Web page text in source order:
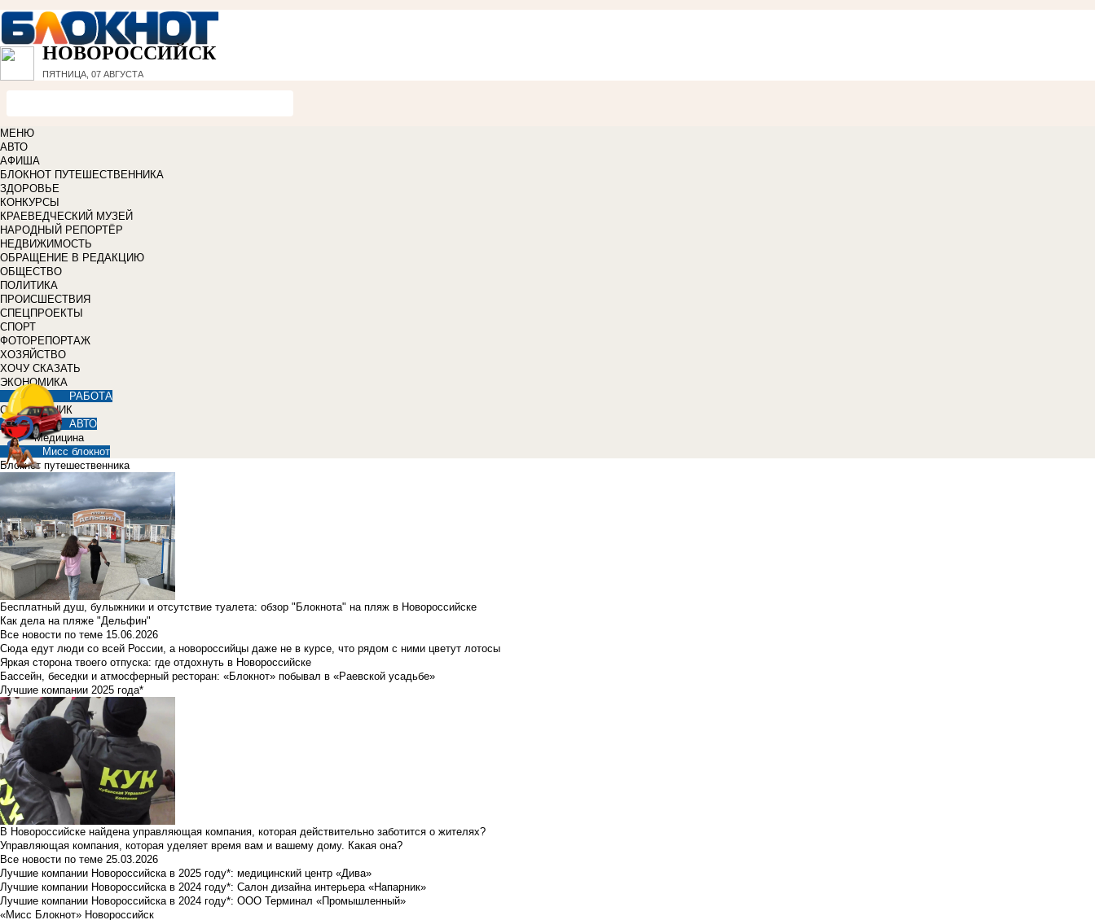
НОВОРОССИЙСК
ПЯТНИЦА, 07 АВГУСТА
МЕНЮ
АВТО
АФИША
БЛОКНОТ ПУТЕШЕСТВЕННИКА
ЗДОРОВЬЕ
КОНКУРСЫ
КРАЕВЕДЧЕСКИЙ МУЗЕЙ
НАРОДНЫЙ РЕПОРТЁР
НЕДВИЖИМОСТЬ
ОБРАЩЕНИЕ В РЕДАКЦИЮ
ОБЩЕСТВО
ПОЛИТИКА
ПРОИСШЕСТВИЯ
СПЕЦПРОЕКТЫ
СПОРТ
ФОТОРЕПОРТАЖ
ХОЗЯЙСТВО
ХОЧУ СКАЗАТЬ
ЭКОНОМИКА
РАБОТА
СПРАВОЧНИК
АВТО
Медицина
Мисс блокнот
Блокнот путешественника
Бесплатный душ, булыжники и отсутствие туалета: обзор "Блокнота" на пляж в Новороссийске
Как дела на пляже "Дельфин"
Все новости по теме 15.06.2026
Сюда едут люди со всей России, а новороссийцы даже не в курсе, что рядом с ними цветут лотосы
Яркая сторона твоего отпуска: где отдохнуть в Новороссийске
Бассейн, беседки и атмосферный ресторан: «Блокнот» побывал в «Раевской усадьбе»
Лучшие компании 2025 года*
В Новороссийске найдена управляющая компания, которая действительно заботится о жителях?
Управляющая компания, которая уделяет время вам и вашему дому. Какая она?
Все новости по теме 25.03.2026
Лучшие компании Новороссийска в 2025 году*: медицинский центр «Дива»
Лучшие компании Новороссийска в 2024 году*: Салон дизайна интерьера «Напарник»
Лучшие компании Новороссийска в 2024 году*: ООО Терминал «Промышленный»
«Мисс Блокнот» Новороссийск